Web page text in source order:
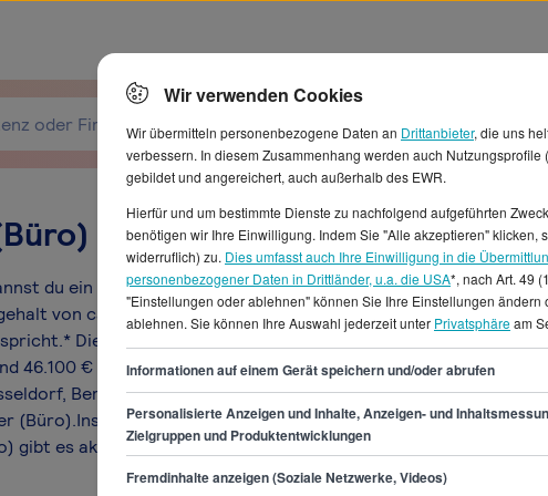
Gehälter in Deutschland
du ein durchschnittliches Jahresgehalt von
von ca. 3.166 € erwarten, was einem
Die Gehaltsspanne als Angestellter (Büro)
46.100 € pro Jahr und 2.558 € und 3.841 € pro
Berlin, Essen gibt es aktuell viele offene
(Büro).Insgesamt 13810 offene Positionen für den
gibt es aktuell im Angebot auf StepStone.
Wir verwenden Cookies
Wir übermitteln personenbezogene Daten an Drittanbieter, die uns
verbessern. In diesem Zusammenhang werden auch Nutzungsprofile
gebildet und angereichert, auch außerhalb des EWR.
Hierfür und um bestimmte Dienste zu nachfolgend aufgeführten
benötigen wir Ihre Einwilligung. Indem Sie "Alle akzeptieren" klicken,
widerruflich) zu. Dies umfasst auch Ihre Einwilligung in die
personenbezogener Daten in Drittländer, u.a. die USA*, nach Art. 49
"Einstellungen oder ablehnen" können Sie Ihre Einstellungen ändern
ablehnen. Sie können Ihre Auswahl jederzeit unter Privatsphäream
Informationen auf einem Gerät speichern und/oder abrufen
Personalisierte Anzeigen und Inhalte, Anzeigen- und
Zielgruppen und Produktentwicklungen
Fremdinhalte anzeigen (Soziale Netzwerke, Videos)